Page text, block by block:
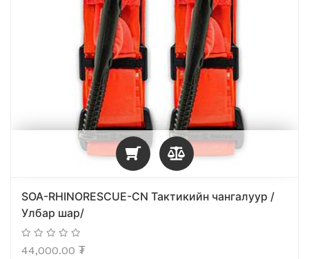
SOA-RHINORESCUE-CN Тактикийн чангалуур /
Улбар шар/
44,000.00 ₮